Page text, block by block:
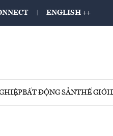
ENGLISH ++
BẤT ĐỘNG SẢNTHẾ GIỚI